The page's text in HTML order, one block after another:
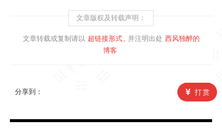
文章版权及转载声明：
文章转载或复制请以 超链接形式 并注明出处 西风独醉的
博客
分享到： 打赏